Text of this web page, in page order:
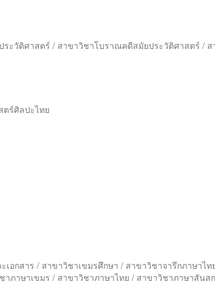
วัติศาสตร์ / สาขาวิชาโบราณคดีสมัยประวัติศาสตร์ / ส
ร์ศิลปะไทย
อกสาร / สาขาวิชาเขมรศึกษา / สาขาวิชาจารึกภาษาไ
ภาษาเขมร / สาขาวิชาภาษาไทย / สาขาวิชาภาษาสันส